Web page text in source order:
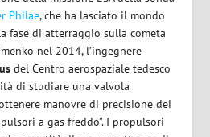
Philae, che ha lasciato il mondo
fase di atterraggio sulla cometa
nel 2014, l’ingegnere
del Centro aerospaziale tedesco
di studiare una valvola
manovre di precisione dei
a gas freddo”. I propulsori